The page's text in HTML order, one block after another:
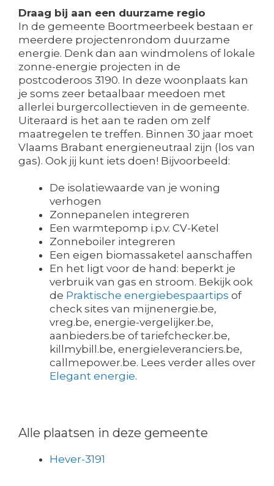
Draag bij aan een duurzame regio
In de gemeente Boortmeerbeek bestaan er
meerdere projectenrondom duurzame
energie. Denk dan aan windmolens of lokale
zonne-energie projecten in de
postcoderoos 3190. In deze woonplaats kan
je soms zeer betaalbaar meedoen met
allerlei burgercollectieven in de gemeente.
Uiteraard is het aan te raden om zelf
maatregelen te treffen. Binnen 30 jaar moet
Vlaams Brabant energieneutraal zijn (los van
gas). Ook jij kunt iets doen! Bijvoorbeeld:
De isolatiewaarde van je woning
verhogen
Zonnepanelen integreren
Een warmtepomp i.p.v. CV-Ketel
Zonneboiler integreren
Een eigen biomassaketel aanschaffen
En het ligt voor de hand: beperkt je
verbruik van gas en stroom. Bekijk ook
de Praktische energiebespaartips of
check sites van mijnenergie.be,
vreg.be, energie-vergelijker.be,
aanbieders.be of tariefchecker.be,
killmybill.be, energieleveranciers.be,
callmepower.be. Lees verder alles over
Elegant energie.
Alle plaatsen in deze gemeente
Hever-3191